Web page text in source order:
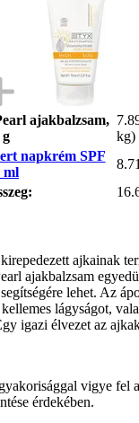
ajakbalzsam,
g
kg)
napkrém SPF
ml
ajkainak
ajakbalzsam
lehet. Az
lágyságot,
igazi élvezet az
vigye fel
érdekében.